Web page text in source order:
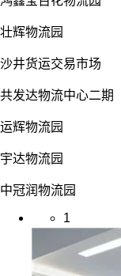
壮辉物流园
沙井货运交易市场
共发达物流中心二期
运辉物流园
宇达物流园
中冠润物流园
1